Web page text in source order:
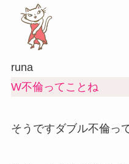
runa
W不倫ってことね
そうですダブル不倫っ